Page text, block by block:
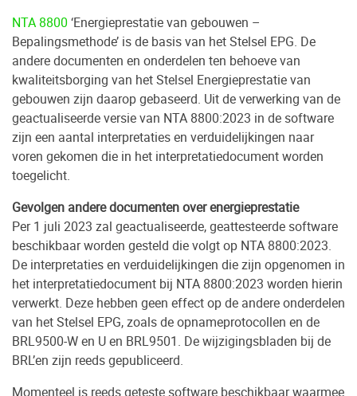
NTA 8800 ‘Energieprestatie van gebouwen –
Bepalingsmethode’ is de basis van het Stelsel EPG. De
andere documenten en onderdelen ten behoeve van
kwaliteitsborging van het Stelsel Energieprestatie van
gebouwen zijn daarop gebaseerd. Uit de verwerking van de
geactualiseerde versie van NTA 8800:2023 in de software
zijn een aantal interpretaties en verduidelijkingen naar
voren gekomen die in het interpretatiedocument worden
toegelicht.
Gevolgen andere documenten over energieprestatie
Per 1 juli 2023 zal geactualiseerde, geattesteerde software
beschikbaar worden gesteld die volgt op NTA 8800:2023.
De interpretaties en verduidelijkingen die zijn opgenomen in
het interpretatiedocument bij NTA 8800:2023 worden hierin
verwerkt. Deze hebben geen effect op de andere onderdelen
van het Stelsel EPG, zoals de opnameprotocollen en de
BRL9500-W en U en BRL9501. De wijzigingsbladen bij de
BRL’en zijn reeds gepubliceerd.
Momenteel is reeds geteste software beschikbaar waarmee